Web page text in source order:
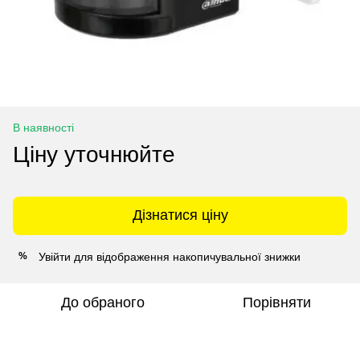
В наявності
Ціну уточнюйте
Дізнатися ціну
% Увійти для відображення накопичувальної знижки
До обраного Порівняти